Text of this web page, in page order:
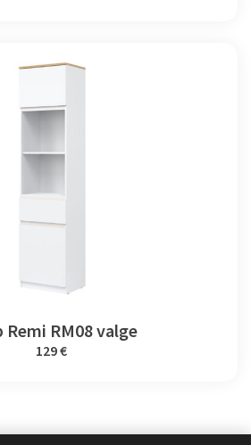
Remi RM08 valge
129 €